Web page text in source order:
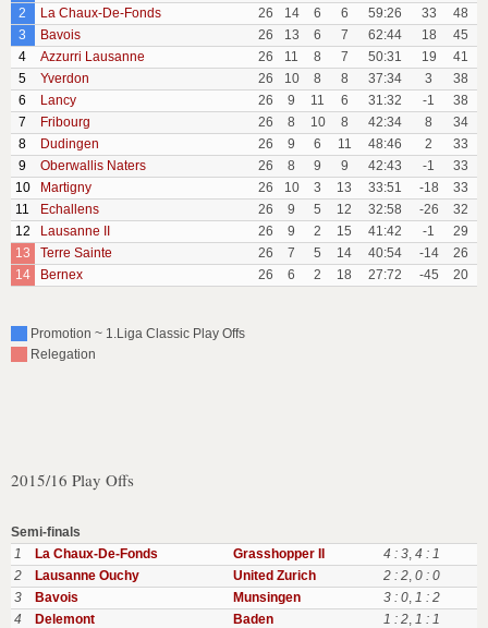
2
La Chaux-De-Fonds 26 14 6 6 59:26 33
48
3
Bavois 26 13 6 7 62:44 18
45
4
Azzurri Lausanne 26 11 8 7 50:31 19
41
5
Yverdon 26 10 8 8 37:34 3
38
6
Lancy 26 9 11 6 31:32 -1
38
7
Fribourg 26 8 10 8 42:34 8
34
8
Dudingen 26 9 6 11 48:46 2
33
9
Oberwallis Naters 26 8 9 9 42:43 -1
33
10
Martigny 26 10 3 13 33:51 -18
33
11
Echallens 26 9 5 12 32:58 -26
32
12
Lausanne II 26 9 2 15 41:42 -1
29
13
Terre Sainte 26 7 5 14 40:54 -14
26
14
Bernex 26 6 2 18 27:72 -45 20
Promotion ~ 1.Liga Classic Play Offs
Relegation
2015/16 Play Offs
Semi-finals
1
La Chaux-De-Fonds Grasshopper II 4 : 3, 4 : 1
2
Lausanne Ouchy United Zurich 2 : 2, 0 : 0
3
Bavois Munsingen 3 : 0, 1 : 2
4
Delemont Baden 1 : 2, 1 : 1